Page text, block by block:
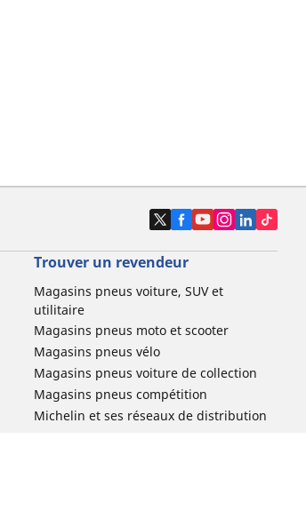
Trouver un revendeur
Magasins pneus voiture, SUV et
utilitaire
Magasins pneus moto et scooter
Magasins pneus vélo
Magasins pneus voiture de collection
Magasins pneus compétition
Michelin et ses réseaux de distribution